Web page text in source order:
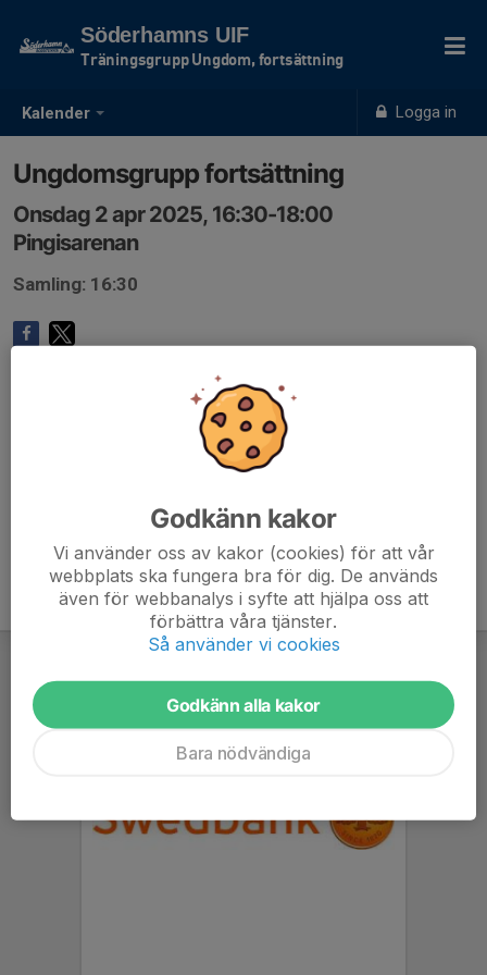
Kalender Logga in
Söderhamns UIF
Träningsgrupp Ungdom, fortsättning
Ungdomsgrupp fortsättning
Onsdag 2 apr 2025, 16:30-18:00
Pingisarenan
Samling: 16:30
Godkänn kakor
Vi använder oss av kakor (cookies) för att vår
webbplats ska fungera bra för dig. De används
även för webbanalys i syfte att hjälpa oss att
förbättra våra tjänster.
Så använder vi cookies
Godkänn alla kakor
Bara nödvändiga